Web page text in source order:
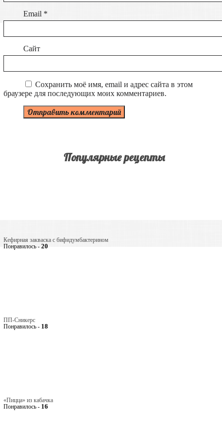
Email *
Сайт
Сохранить моё имя, email и адрес сайта в этом
браузере для последующих моих комментариев.
Популярные рецепты
Кефирная закваска с бифидумбактерином
Понравилось - 20
ПП-Сникерс
Понравилось - 18
«Пицца» из кабачка
Понравилось - 16